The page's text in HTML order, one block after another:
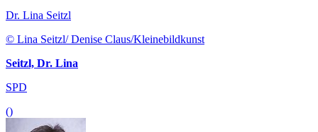
Dr. Lina Seitzl
© Lina Seitzl/ Denise Claus/Kleinebildkunst
Seitzl, Dr. Lina
SPD
()